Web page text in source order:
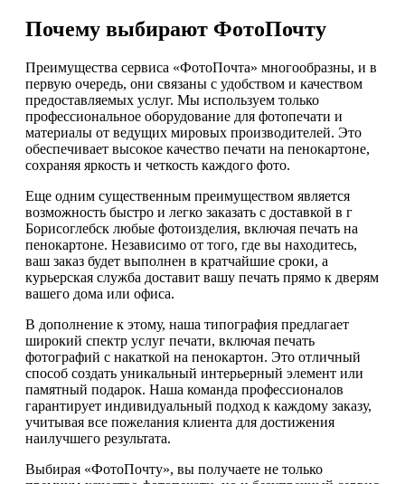
Почему выбирают ФотоПочту
Преимущества сервиса «ФотоПочта» многообразны, и в
первую очередь, они связаны с удобством и качеством
предоставляемых услуг. Мы используем только
профессиональное оборудование для фотопечати и
материалы от ведущих мировых производителей. Это
обеспечивает высокое качество печати на пенокартоне,
сохраняя яркость и четкость каждого фото.
Еще одним существенным преимуществом является
возможность быстро и легко заказать с доставкой в г
Борисоглебск любые фотоизделия, включая печать на
пенокартоне. Независимо от того, где вы находитесь,
ваш заказ будет выполнен в кратчайшие сроки, а
курьерская служба доставит вашу печать прямо к дверям
вашего дома или офиса.
В дополнение к этому, наша типография предлагает
широкий спектр услуг печати, включая печать
фотографий с накаткой на пенокартон. Это отличный
способ создать уникальный интерьерный элемент или
памятный подарок. Наша команда профессионалов
гарантирует индивидуальный подход к каждому заказу,
учитывая все пожелания клиента для достижения
наилучшего результата.
Выбирая «ФотоПочту», вы получаете не только